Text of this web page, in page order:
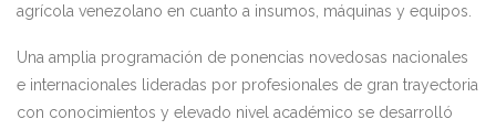
agrícola venezolano en cuanto a insumos, máquinas y equipos.
Una amplia programación de ponencias novedosas nacionales
e internacionales lideradas por profesionales de gran trayectoria
con conocimientos y elevado nivel académico se desarrolló